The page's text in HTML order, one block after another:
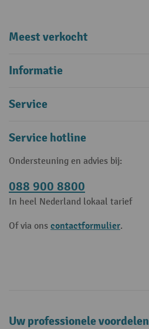
Meest verkocht
Informatie
Service
Service hotline
Ondersteuning en advies bij:
088 900 8800
In heel Nederland lokaal tarief
Of via ons contactformulier.
Uw professionele voordelen